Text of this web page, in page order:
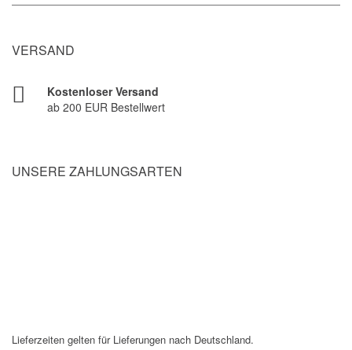
VERSAND
Kostenloser Versand
ab 200 EUR Bestellwert
UNSERE ZAHLUNGSARTEN
Lieferzeiten gelten für Lieferungen nach Deutschland.